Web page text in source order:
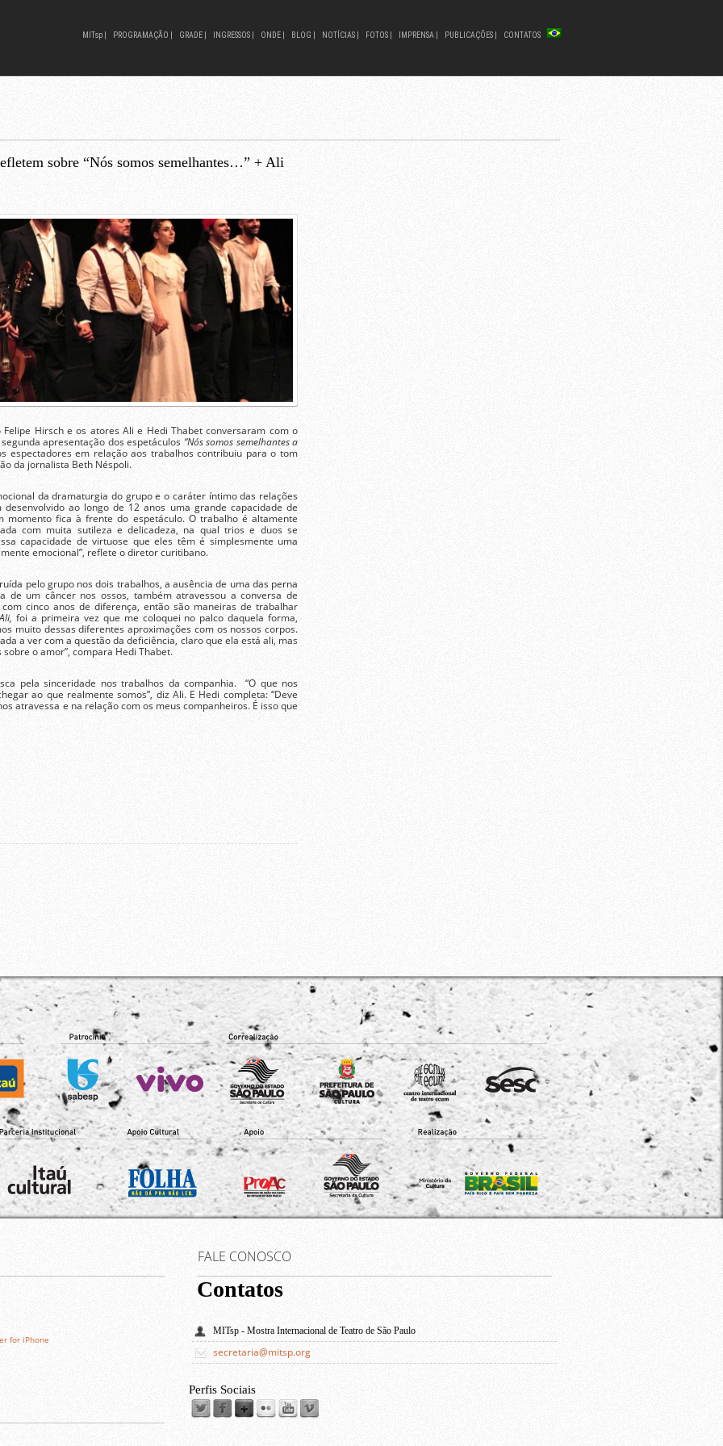
MITsp | PROGRAMAÇÃO | GRADE | INGRESSOS | ONDE | BLOG | NOTÍCIAS | FOTOS | IMPRENSA | PUBLICAÇÕES | CONTATOS
sobre “Nós somos semelhantes…” + Ali
Hirsch e os atores Ali e Hedi Thabet conversaram com o
apresentação dos espetáculos “Nós somos semelhantes a
espectadores em relação aos trabalhos contribuiu para o tom
da jornalista Beth Néspoli.
da dramaturgia do grupo e o caráter íntimo das relações
ao longo de 12 anos uma grande capacidade de
momento fica à frente do espetáculo. O trabalho é altamente
com muita sutileza e delicadeza, na qual trios e duos se
capacidade de virtuose que eles têm é simplesmente uma
emocional”, reflete o diretor curitibano.
pelo grupo nos dois trabalhos, a ausência de uma das perna
de um câncer nos ossos, também atravessou a conversa de
cinco anos de diferença, então são maneiras de trabalhar
Ali,foi a primeira vez que me coloquei no palco daquela forma,
muito dessas diferentes aproximações com os nossos corpos.
a ver com a questão da deficiência, claro que ela está ali, mas
o amor”, compara Hedi Thabet.
pela sinceridade nos trabalhos da companhia. “O que nos
ao que realmente somos”, diz Ali. E Hedi completa: “Deve
atravessa e na relação com os meus companheiros. É isso que
for iPhone
FALE CONOSCO
Contatos
MITsp - Mostra Internacional de Teatro de São Paulo
secretaria@mitsp.org
Perfis Sociais